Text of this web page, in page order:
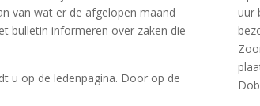
van wat er de afgelopen maand
bulletin informeren over zaken die
u op de ledenpagina. Door op de
uur